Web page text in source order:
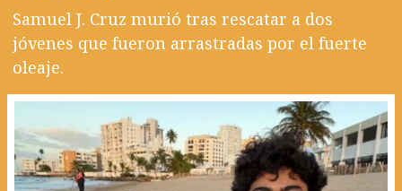
Samuel J. Cruz murió tras rescatar a dos
jóvenes que fueron arrastradas por el fuerte
oleaje.